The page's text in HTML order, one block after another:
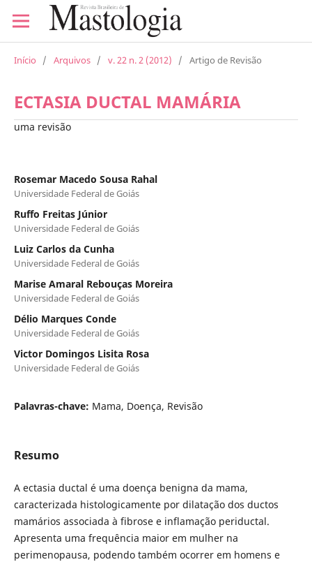
Início / Arquivos / v. 22 n. 2 (2012) / Artigo de Revisão
ECTASIA DUCTAL MAMÁRIA
uma revisão
Rosemar Macedo Sousa Rahal
Universidade Federal de Goiás
Ruffo Freitas Júnior
Universidade Federal de Goiás
Luiz Carlos da Cunha
Universidade Federal de Goiás
Marise Amaral Rebouças Moreira
Universidade Federal de Goiás
Délio Marques Conde
Universidade Federal de Goiás
Victor Domingos Lisita Rosa
Universidade Federal de Goiás
Palavras-chave: Mama, Doença, Revisão
Resumo
A ectasia ductal é uma doença benigna da mama,
caracterizada histologicamente por dilatação dos ductos
mamários associada à fibrose e inflamação periductal.
Apresenta uma frequência maior em mulher na
perimenopausa, podendo também ocorrer em homens e